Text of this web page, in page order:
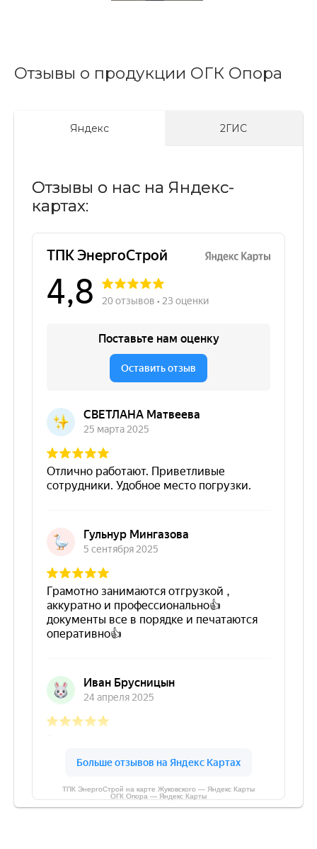
Отзывы о продукции ОГК Опора
Яндекс 2ГИС
Отзывы о нас на Яндекс-
картах:
ТПК ЭнергоСтрой на карте Жуковского — Яндекс Карты
ОГК Опора — Яндекс Карты